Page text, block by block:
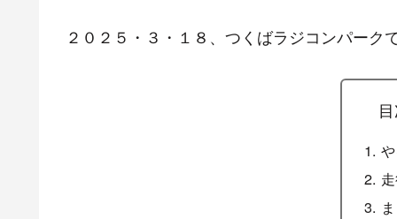
２０２５・３・１８、つくばラジコンパー